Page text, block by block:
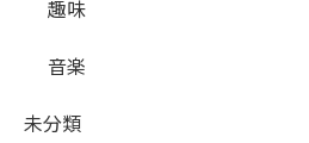
趣味
音楽
未分類